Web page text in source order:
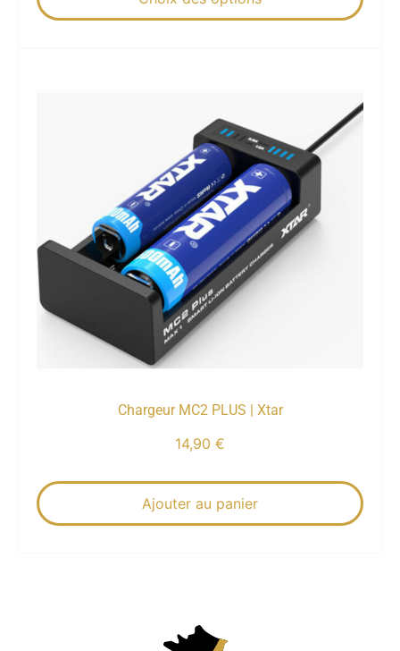
Chargeur MC2 PLUS | Xtar
14,90 €
Ajouter au panier